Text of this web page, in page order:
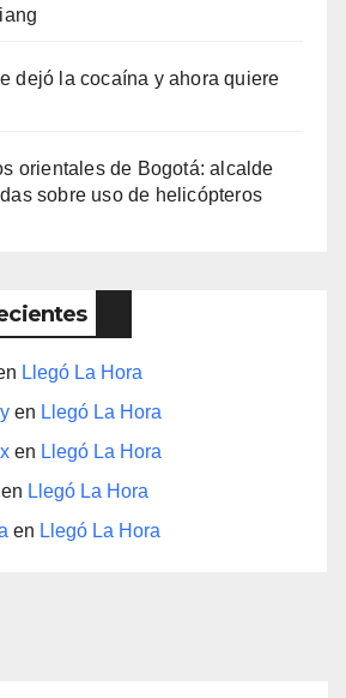
dejó la cocaína y ahora quiere
orientales de Bogotá: alcalde
sobre uso de helicópteros
Llegó La Hora
en Llegó La Hora
en Llegó La Hora
en Llegó La Hora
en Llegó La Hora